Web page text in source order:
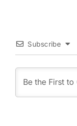
Subscribe